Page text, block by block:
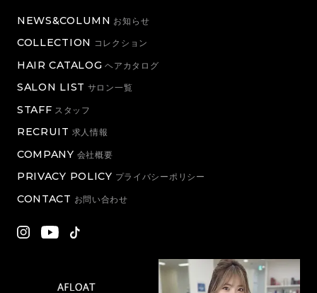
NEWS&COLUMN お知らせ
COLLECTION コレクション
HAIR CATALOG ヘアカタログ
SALON LIST サロン一覧
STAFF スタッフ
RECRUIT 求人情報
COMPANY 会社概要
PRIVACY POLICY プライバシーポリシー
CONTACT お問い合わせ